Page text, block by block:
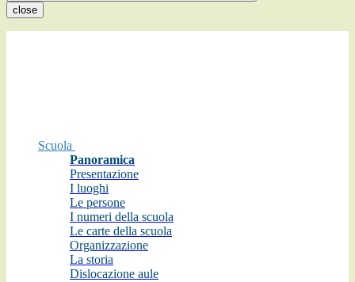
close
Scuola
Panoramica
Presentazione
I luoghi
Le persone
I numeri della scuola
Le carte della scuola
Organizzazione
La storia
Dislocazione aule